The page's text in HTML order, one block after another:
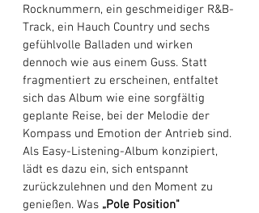
Rocknummern, ein geschmeidiger R&B-
Track, ein Hauch Country und sechs
gefühlvolle Balladen und wirken
dennoch wie aus einem Guss. Statt
fragmentiert zu erscheinen, entfaltet
sich das Album wie eine sorgfältig
geplante Reise, bei der Melodie der
Kompass und Emotion der Antrieb sind.
Als Easy-Listening-Album konzipiert,
lädt es dazu ein, sich entspannt
zurückzulehnen und den Moment zu
genießen. Was „Pole Position"